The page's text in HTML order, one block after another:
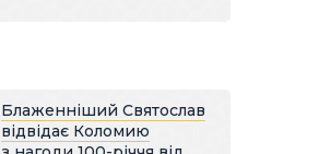
Блаженніший Святослав
відвідає Коломию